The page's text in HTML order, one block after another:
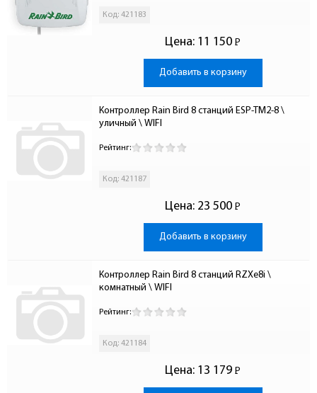
Код: 421183
Цена: 11 150 Р
-
Добавить в корзину
Контроллер Rain Bird 8 станций ESP-TM2-8 \
уличный \ WIFI
Рейтинг:
Код: 421187
Цена: 23 500 Р
-
Добавить в корзину
Контроллер Rain Bird 8 станций RZXe8i \
комнатный \ WIFI
Рейтинг:
Код: 421184
Цена: 13 179 Р
-